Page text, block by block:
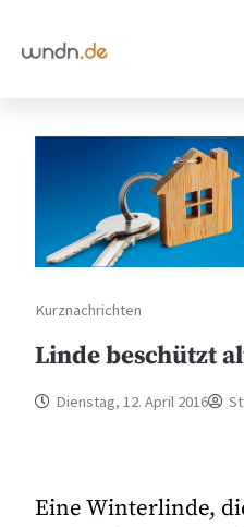
Kurznachrichten
Linde beschützt
Dienstag, 12. April 2016
Eine Winterlinde,